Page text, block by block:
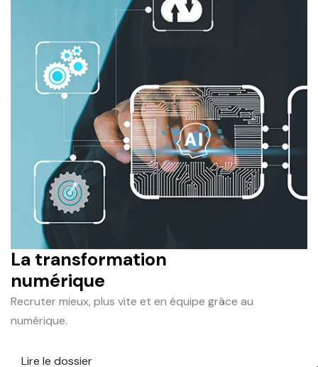
La transformation
numérique
Recruter mieux, plus vite et en équipe grâce au
numérique.
Lire le dossier